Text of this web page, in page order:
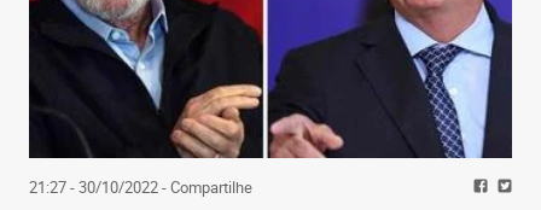
21:27 - 30/10/2022- Compartilhe